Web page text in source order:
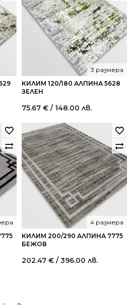
КИЛИМ 120/180 АЛПИНА 5628
ЗЕЛЕН
3 размера
75.67 € / 148.00 лв.
КИЛИМ 200/290 АЛПИНА 7775
БЕЖОВ
4 размера
202.47 € / 396.00 лв.